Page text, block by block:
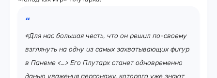
«Для нас большая честь, что он решил по-своему
взглянуть на одну из самых захватывающих фигур
в Панеме <…> Его Плутарх станет одновременно
данью уважения персонажу, которого уже знают